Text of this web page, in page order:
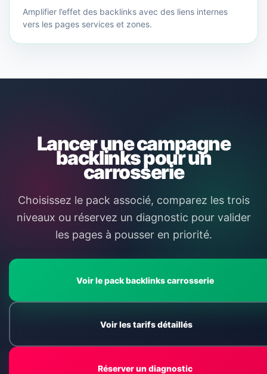
Amplifier l’effet des backlinks avec des liens internes
vers les pages services et zones.
Lancer une campagne
backlinks pour un
carrosserie
Choisissez le pack associé, comparez les trois
niveaux ou réservez un diagnostic pour valider
les pages à pousser en priorité.
Voir le pack backlinks carrosserie
Voir les tarifs détaillés
Réserver un diagnostic